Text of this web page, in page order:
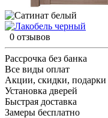
0 отзывов
Рассрочка без банка
Все виды оплат
Акции, скидки, подарки
Установка дверей
Быстрая доставка
Замеры бесплатно